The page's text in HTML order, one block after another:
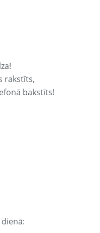
rakstīts,
bakstīts!